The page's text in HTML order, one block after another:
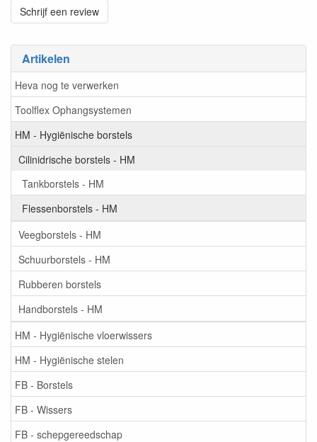
Artikelen
Heva nog te verwerken
Toolflex Ophangsystemen
HM - Hygiënische borstels
Cilinidrische borstels - HM
Tankborstels - HM
Flessenborstels - HM
Veegborstels - HM
Schuurborstels - HM
Rubberen borstels
Handborstels - HM
HM - Hygiënische vloerwissers
HM - Hygiënische stelen
FB - Borstels
FB - Wissers
FB - schepgereedschap
Schrijf een review